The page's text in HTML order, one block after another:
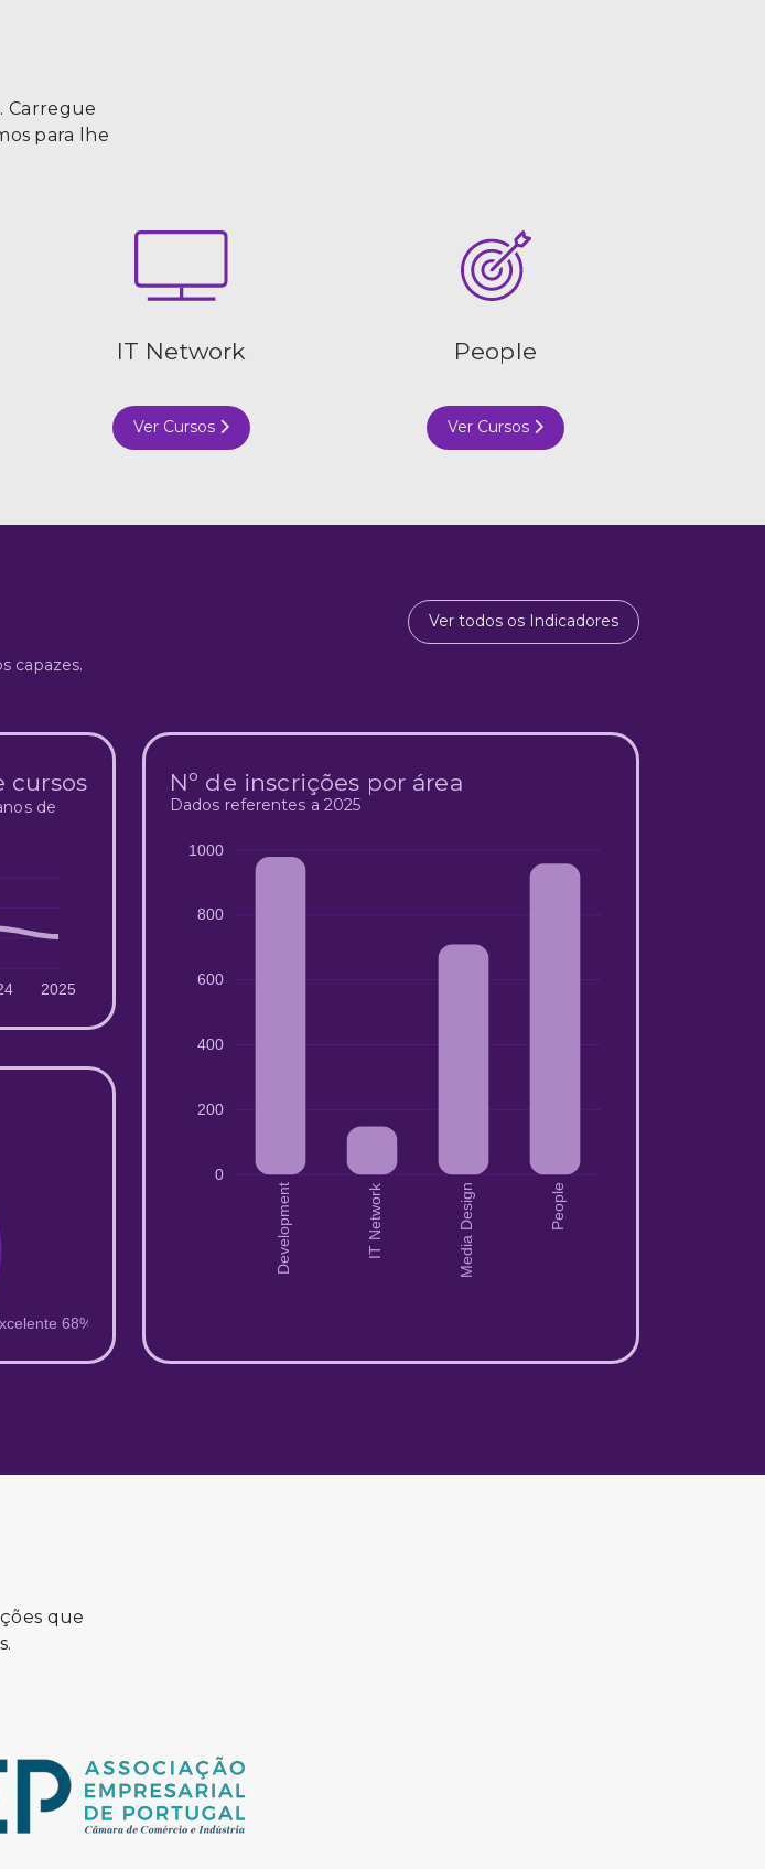
Carregue
para lhe
IT Network
Ver Cursos
People
Ver Cursos
capazes.
Ver todos os Indicadores
cursos
de
2025
68%
Nº de inscrições por área
Dados referentes a 2025
1000
800
600
400
200
0
Development IT Network Media Design People
que